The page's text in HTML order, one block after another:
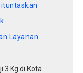
Layanan
3 Kg di Kota